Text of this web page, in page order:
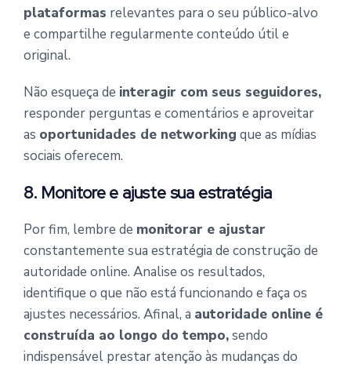
plataformas relevantes para o seu público-alvo
e compartilhe regularmente conteúdo útil e
original.
Não esqueça de interagir com seus seguidores,
responder perguntas e comentários e aproveitar
as oportunidades de networking que as mídias
sociais oferecem.
8. Monitore e ajuste sua estratégia
Por fim, lembre de monitorar e ajustar
constantemente sua estratégia de construção de
autoridade online. Analise os resultados,
identifique o que não está funcionando e faça os
ajustes necessários. Afinal, a autoridade online é
construída ao longo do tempo,sendo
indispensável prestar atenção às mudanças do